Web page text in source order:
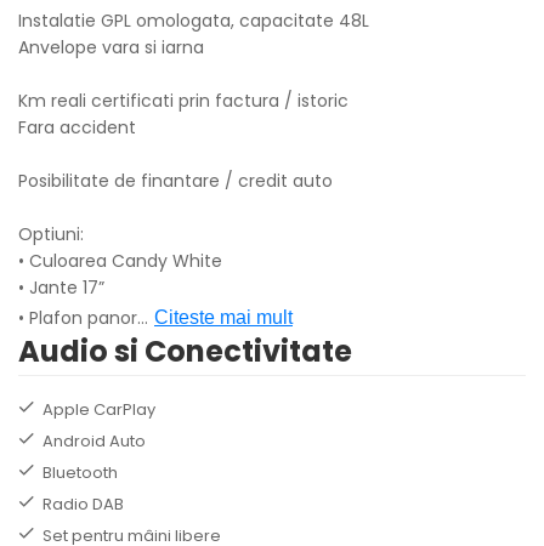
Instalatie GPL omologata, capacitate 48L
Anvelope vara si iarna
Km reali certificati prin factura / istoric
Fara accident
Posibilitate de finantare / credit auto
Optiuni:
• Culoarea Candy White
• Jante 17”
• Plafon panor... Citeste mai mult
Audio si Conectivitate
Apple CarPlay
Android Auto
Bluetooth
Radio DAB
Set pentru mâini libere